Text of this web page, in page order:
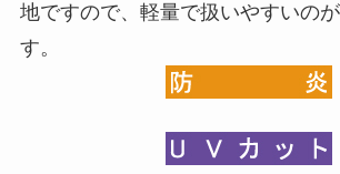
地ですので、軽量で扱いやすいの
す。